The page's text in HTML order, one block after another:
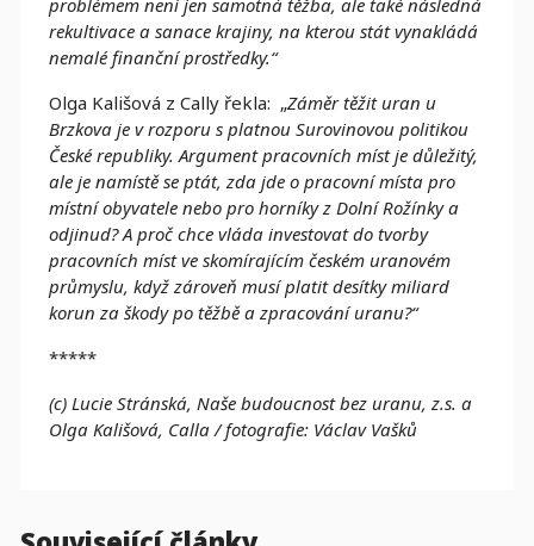
rekultivace a sanace krajiny, na kterou stát vynakládá
nemalé finanční prostředky.“
Olga Kališová z Cally řekla: „Záměr těžit uran u
Brzkova je v rozporu s platnou Surovinovou politikou
České republiky. Argument pracovních míst je důležitý,
ale je namístě se ptát, zda jde o pracovní místa pro
místní obyvatele nebo pro horníky z Dolní Rožínky a
odjinud? A proč chce vláda investovat do tvorby
pracovních míst ve skomírajícím českém uranovém
průmyslu, když zároveň musí platit desítky miliard
korun za škody po těžbě a zpracování uranu?“
*****
(c) Lucie Stránská, Naše budoucnost bez uranu, z.s. a
Olga Kališová, Calla / fotografie: Václav Vašků